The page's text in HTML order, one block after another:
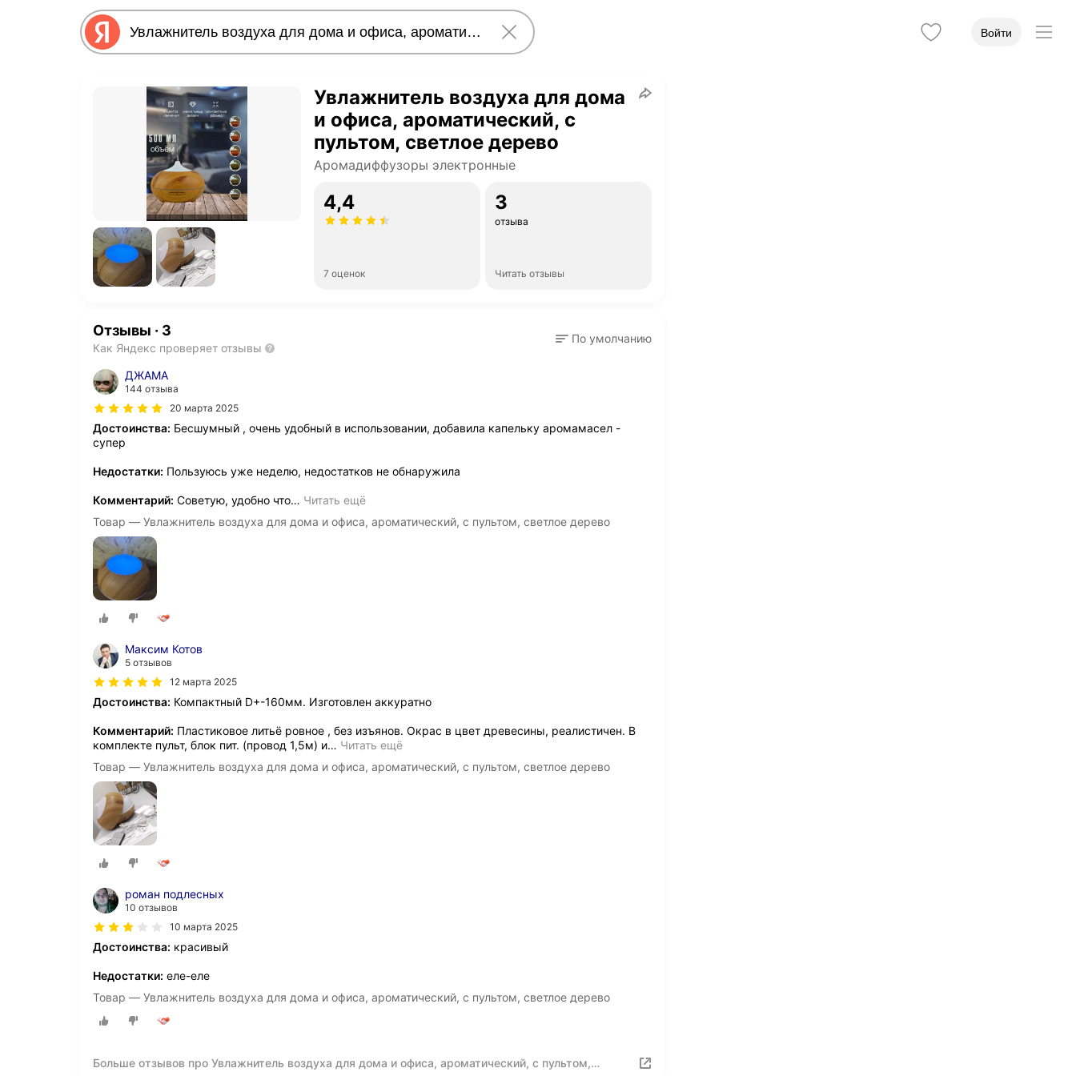
Войти
Увлажнитель воздуха для дома
и офиса, ароматический, с
пультом, светлое дерево
Аромадиффузоры электронные
4,4
7 оценок
3
отзыва
Читать отзывы
Отзывы · 3
Как Яндекс проверяет отзывы
По умолчанию
ДЖАМА
144 отзыва
20 марта 2025
Достоинства: Бесшумный , очень удобный в использовании, добавила капельку аромамасел -
супер
Недостатки: Пользуюсь уже неделю, недостатков не обнаружила
Комментарий: Советую, удобно что… Читать ещё
Товар — Увлажнитель воздуха для дома и офиса, ароматический, с пультом, светлое дерево
Максим Котов
5 отзывов
12 марта 2025
Достоинства: Компактный D+-160мм. Изготовлен аккуратно
Комментарий: Пластиковое литьё ровное , без изъянов. Окрас в цвет древесины, реалистичен. В
комплекте пульт, блок пит. (провод 1,5м) и… Читать ещё
Товар — Увлажнитель воздуха для дома и офиса, ароматический, с пультом, светлое дерево
роман подлесных
10 отзывов
10 марта 2025
Достоинства: красивый
Недостатки: еле-еле
Товар — Увлажнитель воздуха для дома и офиса, ароматический, с пультом, светлое дерево
Больше отзывов про Увлажнитель воздуха для дома и офиса, ароматический, с пультом,